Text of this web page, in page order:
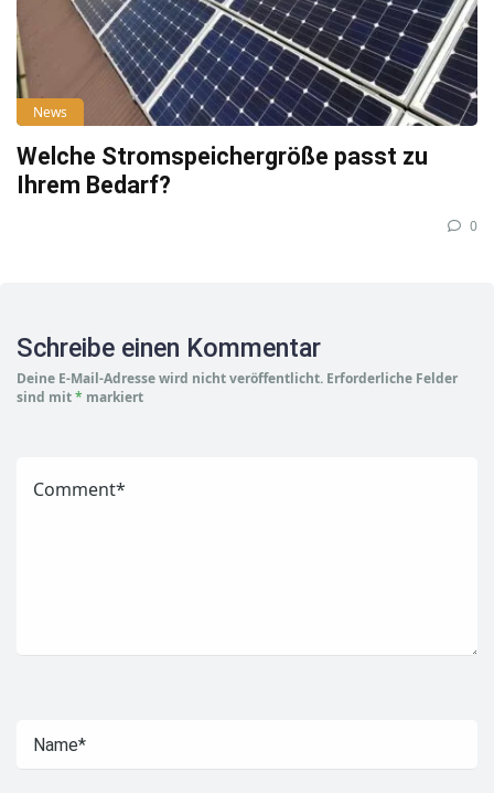
News
Welche Stromspeichergröße passt zu
Ihrem Bedarf?
0
Schreibe einen Kommentar
Deine E-Mail-Adresse wird nicht veröffentlicht. Erforderliche Felder
sind mit* markiert